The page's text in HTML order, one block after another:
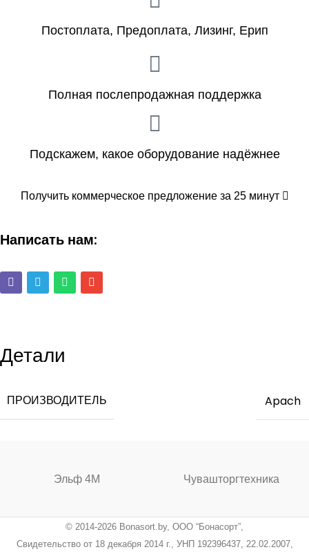
Постоплата, Предоплата, Лизинг, Ерип
Полная послепродажная поддержка
Подскажем, какое оборудование надёжнее
Получить коммерческое предложение за 25 минут
Написать нам:
Детали
ПРОИЗВОДИТЕЛЬ Apach
Эльф 4М Чувашторгтехника
© 2014-2026 Bonasort.by, ООО “Бонасорт”,
Свидетельство от 18 декабря 2014 г., УНП 192396437, 22.02.2007,